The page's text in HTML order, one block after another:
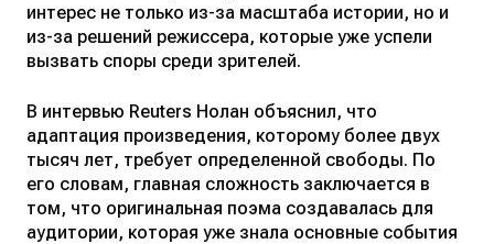
интерес не только из-за масштаба истории, но и
из-за решений режиссера, которые уже успели
вызвать споры среди зрителей.
В интервью Reuters Нолан объяснил, что
адаптация произведения, которому более двух
тысяч лет, требует определенной свободы. По
его словам, главная сложность заключается в
том, что оригинальная поэма создавалась для
аудитории, которая уже знала основные события